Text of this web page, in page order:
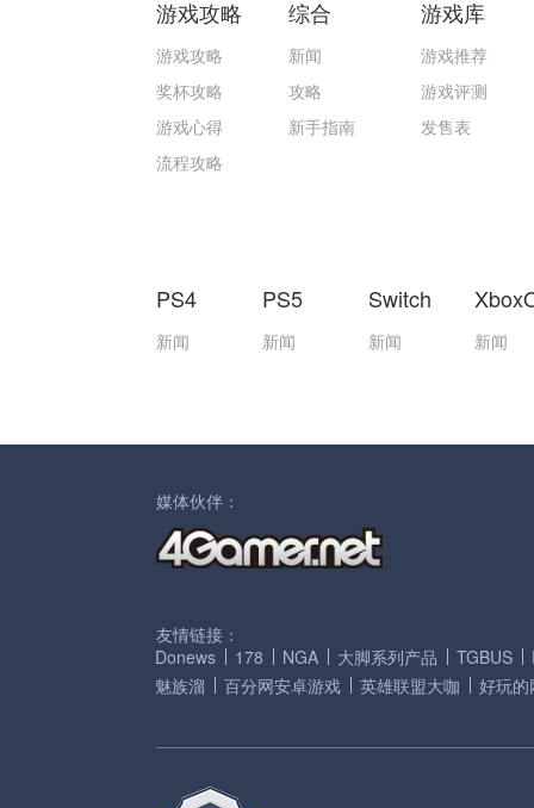
游戏攻略
游戏攻略
奖杯攻略
游戏心得
流程攻略
综合
新闻
攻略
新手指南
游戏库
游戏推荐
游戏评测
发售表
PS4
新闻
PS5
新闻
Switch
新闻 新闻
媒体伙伴：
友情链接：
Donews
178 NGA 大脚系列产品 TGBUS
魅族溜
百分网安卓游戏 英雄联盟大咖 好玩的